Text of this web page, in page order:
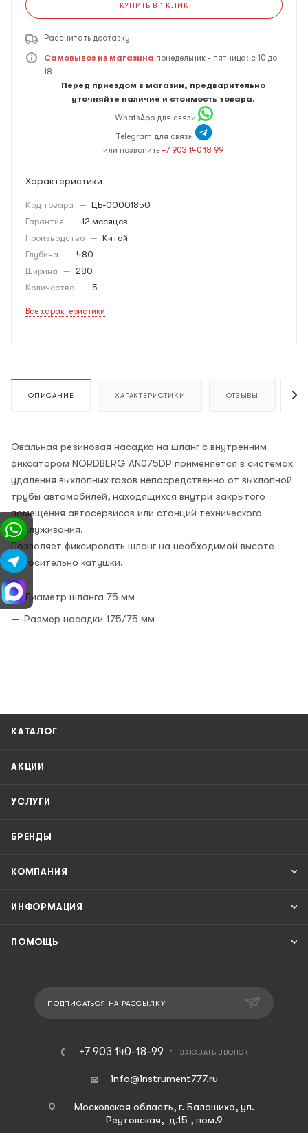
КУПИТЬ В 1 КЛИК
Рассчитать доставку
Самовывоз из магазина понедельник - пятница: с 10 до
18
Перед приездом в магазин, предварительно
уточняйте наличие и стоимость товара.
WhatsApp для связи
Telegram для связи
или позвонить +7 903 140 18 99
Характеристики
Код товара — ЦБ-00001850
Гарантия — 12 месяцев
Производство — Китай
Глубина — 480
Ширина — 280
Количество — 5
Все характеристики
ОПИСАНИЕ ХАРАКТЕРИСТИКИ ОТЗЫВЫ
Овальная резиновая насадка на шланг с внутренним
фиксатором NORDBERG AN075DP применяется в системах
удаления выхлопных газов непосредственно от выхлопной
трубы автомобилей, находящихся внутри закрытого
помещения автосервисов или станций технического
обслуживания.
Позволяет фиксировать шланг на необходимой высоте
относительно катушки.
Диаметр шланга 75 мм
Размер насадки 175/75 мм
КАТАЛОГ
АКЦИИ
УСЛУГИ
БРЕНДЫ
КОМПАНИЯ
ИНФОРМАЦИЯ
ПОМОЩЬ
ПОДПИСАТЬСЯ НА РАССЫЛКУ
+7 903 140-18-99 ЗАКАЗАТЬ ЗВОНОК
info@instrument777.ru
Московская область, г. Балашиха, ул.
Реутовская, д.15 , пом.9